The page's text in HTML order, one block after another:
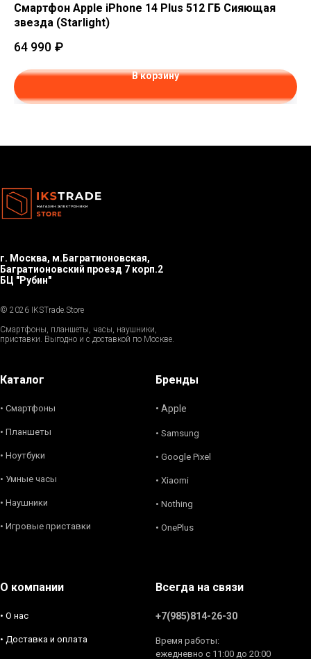
Смартфон Apple iPhone 14 Plus 512 ГБ Сияющая
звезда (Starlight)
64 990 ₽
В корзину
г. Москва, м.Багратионовская,
Багратионовский проезд 7 корп.2
БЦ "Рубин"
© 2026 IKSTrade.Store
Смартфоны, планшеты, часы, наушники,
приставки. Выгодно и с доставкой по Москве.
Каталог
• Смартфоны
• Планшеты
• Ноутбуки
• Умные часы
• Наушники
• Игровые приставки
Бренды
• Apple
• Samsung
• Google Pixel
• Xiaomi
• Nothing
• OnePlus
О компании
• О нас
• Доставка и оплата
Всегда на связи
+7(985)814-26-30
Время работы:
ежедневно с 11:00 до 20:00